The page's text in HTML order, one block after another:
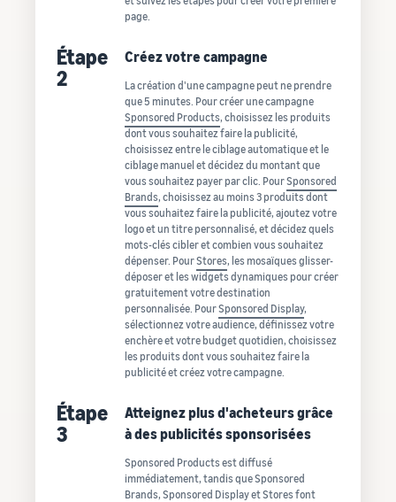
page.
Étape
2
Créez votre campagne
La création d'une campagne peut ne prendre
que 5 minutes. Pour créer une campagne
Sponsored Products, choisissez les produits
dont vous souhaitez faire la publicité,
choisissez entre le ciblage automatique et le
ciblage manuel et décidez du montant que
vous souhaitez payer par clic. PourSponsored
Brands, choisissez au moins 3 produits dont
vous souhaitez faire la publicité, ajoutez votre
logo et un titre personnalisé, et décidez quels
mots-clés cibler et combien vous souhaitez
dépenser. PourStores, les mosaïques glisser-
déposer et les widgets dynamiques pour créer
gratuitement votre destination
personnalisée. PourSponsored Display,
sélectionnez votre audience, définissez votre
enchère et votre budget quotidien, choisissez
les produits dont vous souhaitez faire la
publicité et créez votre campagne.
Étape
3
Atteignez plus d'acheteurs grâce
à des publicités sponsorisées
Sponsored Products est diffusé
immédiatement, tandis que Sponsored
Brands, Sponsored Display et Stores font